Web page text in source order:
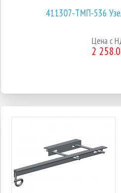
411307-ТМП-536
Цена с
2